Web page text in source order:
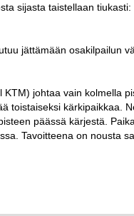
sijasta taistellaan
jättämään osakilpailun
johtaa vain kolmella
toistaiseksi kärkipaikkaa.
päässä kärjestä.
Tavoitteena on nousta